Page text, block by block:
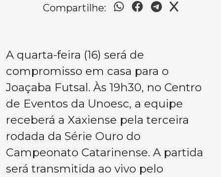
Compartilhe:
A quarta-feira (16) será de
compromisso em casa para o
Joaçaba Futsal. Às 19h30, no Centro
de Eventos da Unoesc, a equipe
receberá a Xaxiense pela terceira
rodada da Série Ouro do
Campeonato Catarinense. A partida
será transmitida ao vivo pelo